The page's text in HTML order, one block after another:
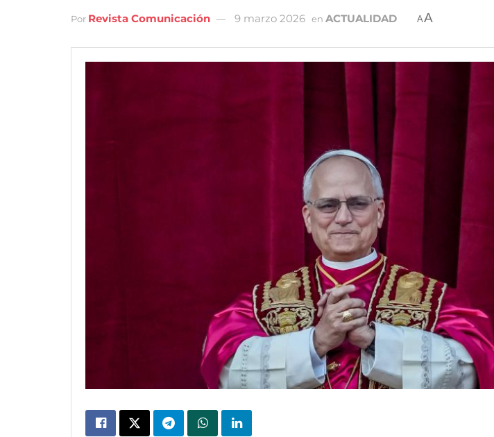
Por Revista Comunicación 9 marzo 2026 en ACTUALIDAD AA